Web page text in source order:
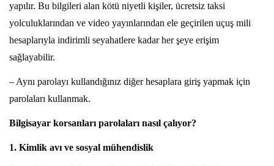
yapılır. Bu bilgileri alan kötü niyetli kişiler, ücretsiz taksi
yolculuklarından ve video yayınlarından ele geçirilen uçuş mili
hesaplarıyla indirimli seyahatlere kadar her şeye erişim
sağlayabilir.
– Aynı parolayı kullandığınız diğer hesaplara giriş yapmak için
parolaları kullanmak.
Bilgisayar korsanları parolaları nasıl çalıyor?
1. Kimlik avı ve sosyal mühendislik